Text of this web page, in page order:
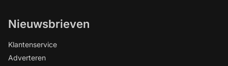
Nieuwsbrieven
Klantenservice
Adverteren